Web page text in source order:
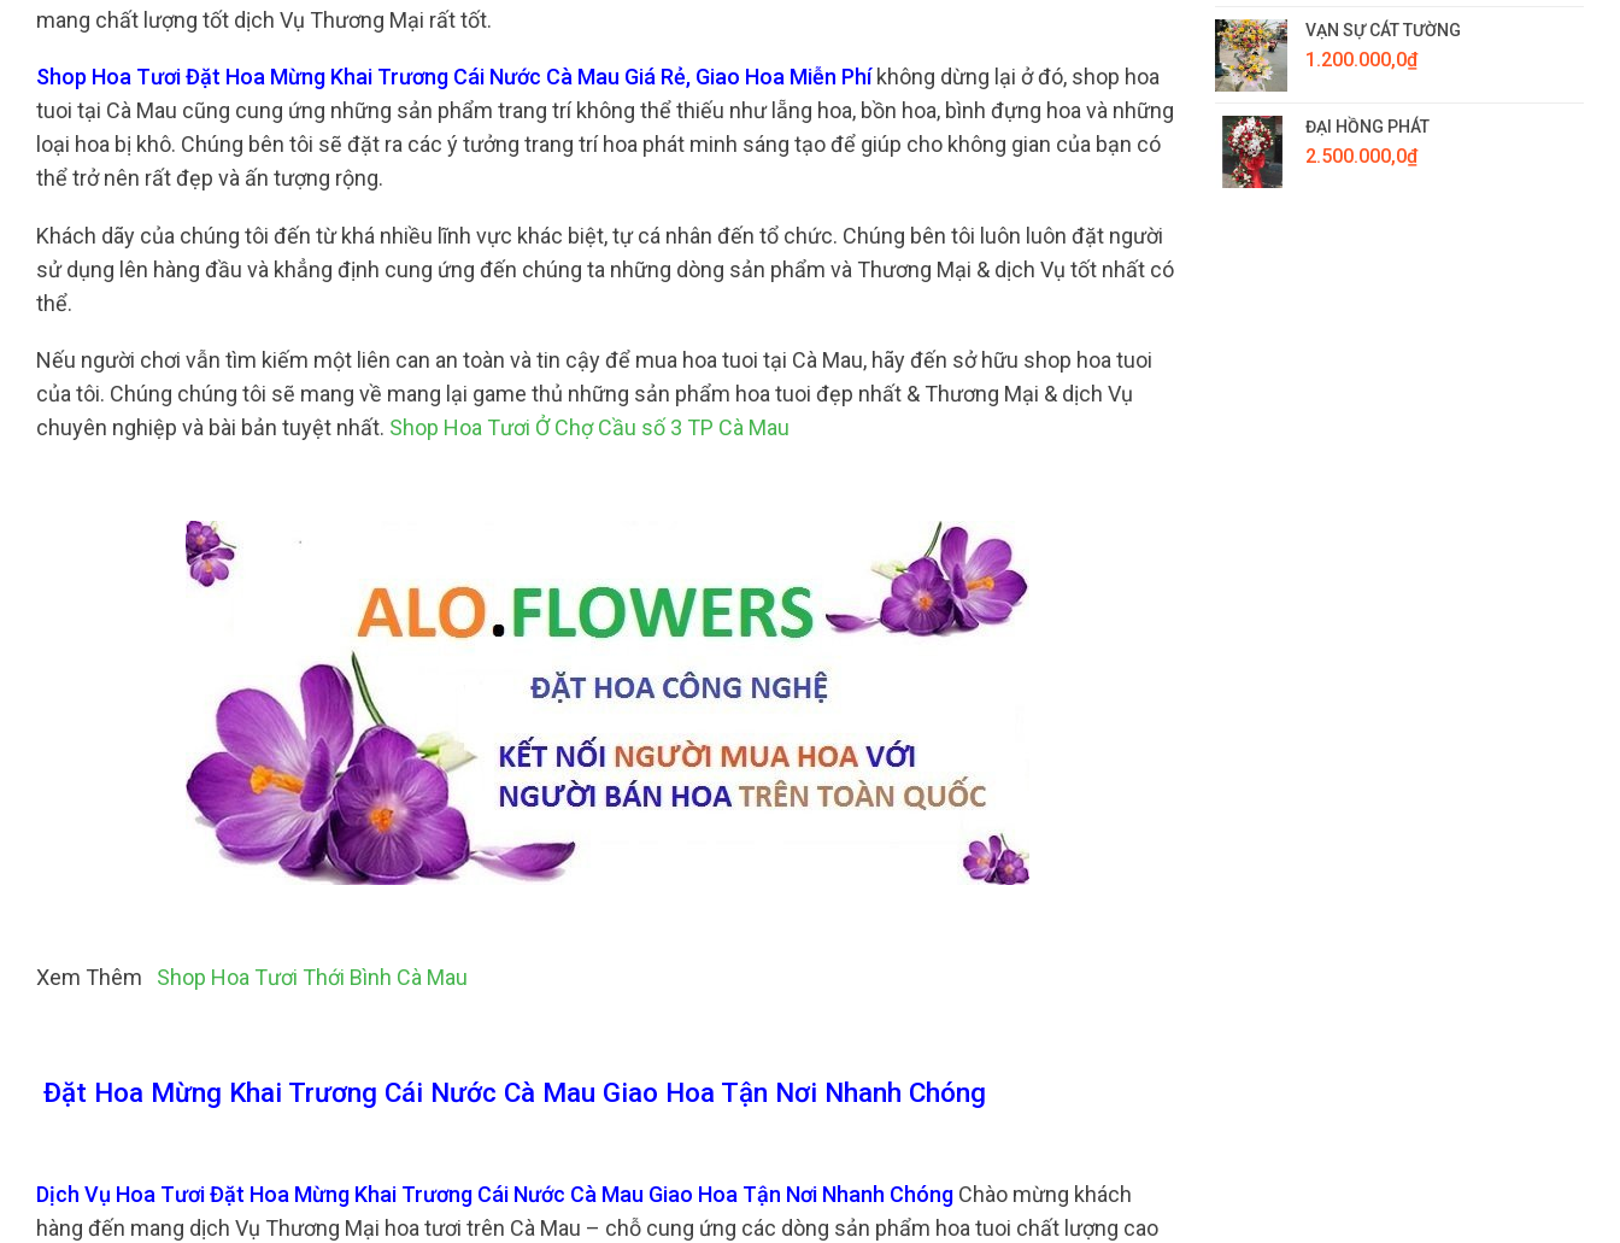
mang chất lượng tốt dịch Vụ Thương Mại rất tốt.
Shop Hoa Tươi Đặt Hoa Mừng Khai Trương Cái Nước Cà Mau Giá Rẻ, Giao Hoa Miễn Phíkhông dừng lại ở đó, shop hoa
tuoi tại Cà Mau cũng cung ứng những sản phẩm trang trí không thể thiếu như lẵng hoa, bồn hoa, bình đựng hoa và những
loại hoa bị khô. Chúng bên tôi sẽ đặt ra các ý tưởng trang trí hoa phát minh sáng tạo để giúp cho không gian của bạn có
thể trở nên rất đẹp và ấn tượng rộng.
Khách dãy của chúng tôi đến từ khá nhiều lĩnh vực khác biệt, tự cá nhân đến tổ chức. Chúng bên tôi luôn luôn đặt người
sử dụng lên hàng đầu và khẳng định cung ứng đến chúng ta những dòng sản phẩm và Thương Mại & dịch Vụ tốt nhất có
thể.
Nếu người chơi vẫn tìm kiếm một liên can an toàn và tin cậy để mua hoa tuoi tại Cà Mau, hãy đến sở hữu shop hoa tuoi
của tôi. Chúng chúng tôi sẽ mang về mang lại game thủ những sản phẩm hoa tuoi đẹp nhất & Thương Mại & dịch Vụ
chuyên nghiệp và bài bản tuyệt nhất. Shop Hoa Tươi Ở Chợ Cầu số 3 TP Cà Mau
Xem Thêm Shop Hoa Tươi Thới Bình Cà Mau
Đặt Hoa Mừng Khai Trương Cái Nước Cà Mau Giao Hoa Tận Nơi Nhanh Chóng
Dịch Vụ Hoa Tươi Đặt Hoa Mừng Khai Trương Cái Nước Cà Mau Giao Hoa Tận Nơi Nhanh Chóng Chào mừng khách
hàng đến mang dịch Vụ Thương Mại hoa tươi trên Cà Mau – chỗ cung ứng các dòng sản phẩm hoa tuoi chất lượng cao
1.200.000,0₫.
VẠN SỰ CÁT TƯỜNG
1.200.000,0₫
ĐẠI HỒNG PHÁT
2.500.000,0₫